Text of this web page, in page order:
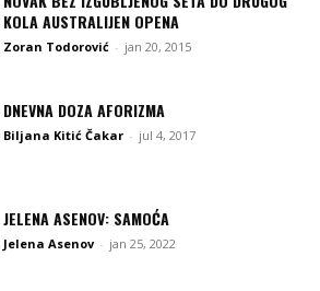
KOLA AUSTRALIJEN OPENA
Zoran Todorović - jan 20, 2015
DNEVNA DOZA AFORIZMA
Biljana Kitić Čakar - jul 4, 2017
JELENA ASENOV: SAMOĆA
Jelena Asenov - jan 25, 2022